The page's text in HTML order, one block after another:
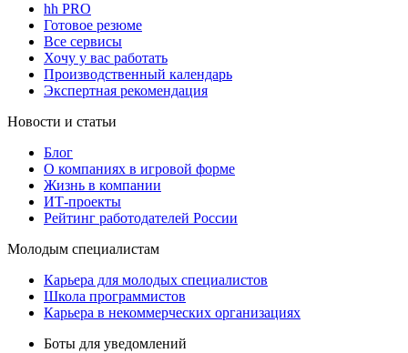
hh PRO
Готовое резюме
Все сервисы
Хочу у вас работать
Производственный календарь
Экспертная рекомендация
Новости и статьи
Блог
О компаниях в игровой форме
Жизнь в компании
ИТ-проекты
Рейтинг работодателей России
Молодым специалистам
Карьера для молодых специалистов
Школа программистов
Карьера в некоммерческих организациях
Боты для уведомлений